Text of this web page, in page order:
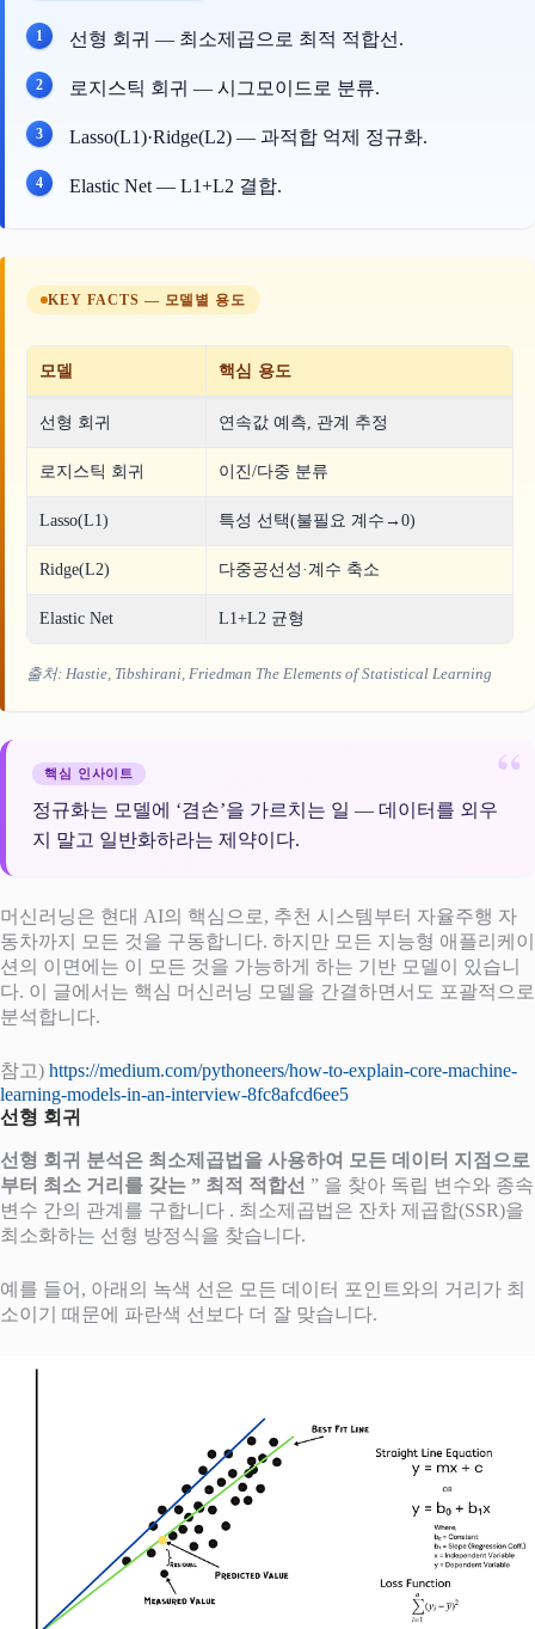
선형 회귀 — 최소제곱으로 최적 적합선.
로지스틱 회귀 — 시그모이드로 분류.
Lasso(L1)·Ridge(L2) — 과적합 억제 정규화.
Elastic Net — L1+L2 결합.
KEY FACTS — 모델별 용도
모델 핵심 용도
선형 회귀 연속값 예측, 관계 추정
로지스틱 회귀 이진/다중 분류
Lasso(L1) 특성 선택(불필요 계수→0)
Ridge(L2) 다중공선성·계수 축소
Elastic Net L1+L2 균형
출처: Hastie, Tibshirani, Friedman The Elements of Statistical Learning
핵심 인사이트
정규화는 모델에 ‘겸손’을 가르치는 일 — 데이터를 외우
지 말고 일반화하라는 제약이다.
머신러닝은 현대 AI의 핵심으로, 추천 시스템부터 자율주행 자
동차까지 모든 것을 구동합니다. 하지만 모든 지능형 애플리케이
션의 이면에는 이 모든 것을 가능하게 하는 기반 모델이 있습니
다. 이 글에서는 핵심 머신러닝 모델을 간결하면서도 포괄적으로
분석합니다.
참고) https://medium.com/pythoneers/how-to-explain-core-machine-
learning-models-in-an-interview-8fc8afcd6ee5
선형 회귀
선형 회귀 분석은 최소제곱법을 사용하여 모든 데이터 지점으로
부터 최소 거리를 갖는 ” 최적 적합선 ” 을 찾아 독립 변수와 종속
변수 간의 관계를 구합니다 . 최소제곱법은 잔차 제곱합(SSR)을
최소화하는 선형 방정식을 찾습니다.
예를 들어, 아래의 녹색 선은 모든 데이터 포인트와의 거리가 최
소이기 때문에 파란색 선보다 더 잘 맞습니다.